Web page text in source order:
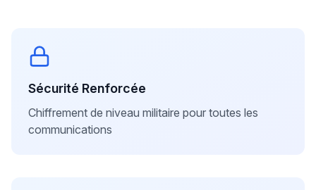
Sécurité Renforcée
Chiffrement de niveau militaire pour toutes les
communications